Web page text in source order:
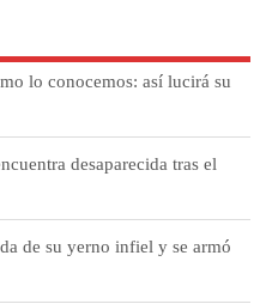
lo conocemos: así lucirá su
desaparecida tras el
de su yerno infiel y se armó